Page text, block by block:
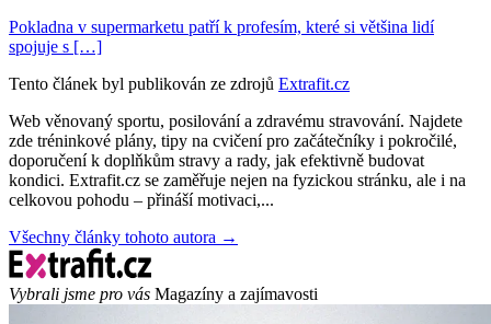
Pokladna v supermarketu patří k profesím, které si většina lidí
spojuje s […]
Tento článek byl publikován ze zdrojů Extrafit.cz
Web věnovaný sportu, posilování a zdravému stravování. Najdete
zde tréninkové plány, tipy na cvičení pro začátečníky i pokročilé,
doporučení k doplňkům stravy a rady, jak efektivně budovat
kondici. Extrafit.cz se zaměřuje nejen na fyzickou stránku, ale i na
celkovou pohodu – přináší motivaci,...
Všechny články tohoto autora →
Vybrali jsme pro vás Magazíny a zajímavosti